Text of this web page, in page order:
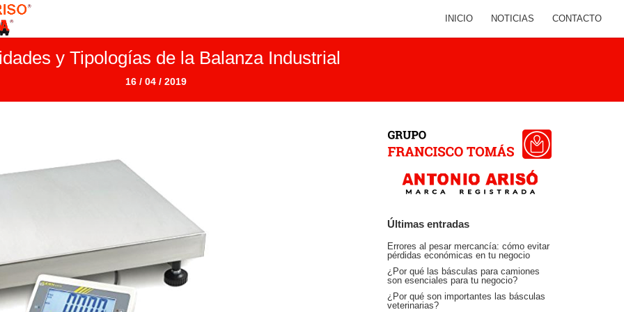
INICIO NOTICIAS CONTACTO
y Tipologías de la Balanza Industrial
16 / 04 / 2019
Últimas entradas
Errores al pesar mercancía: cómo evitar
pérdidas económicas en tu negocio
¿Por qué las básculas para camiones
son esenciales para tu negocio?
¿Por qué son importantes las básculas
veterinarias?